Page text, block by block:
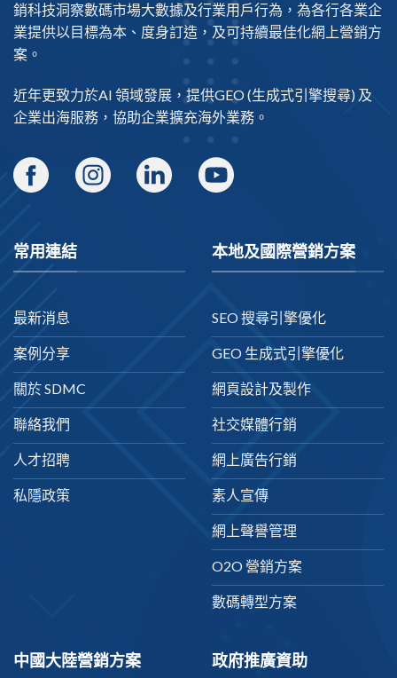
銷科技洞察數碼市場大數據及行業用戶行為，為各行各業企
業提供以目標為本、度身訂造，及可持續最佳化網上營銷方
案。
近年更致力於AI 領域發展，提供GEO(生成式引擎搜尋) 及
企業出海服務，協助企業擴充海外業務。
常用連結
最新消息
案例分享
關於 SDMC
聯絡我們
人才招聘
私隱政策
本地及國際營銷方案
SEO 搜尋引擎優化
GEO 生成式引擎優化
網頁設計及製作
社交媒體行銷
網上廣告行銷
素人宣傳
網上聲譽管理
O2O 營銷方案
數碼轉型方案
中國大陸營銷方案 政府推廣資助